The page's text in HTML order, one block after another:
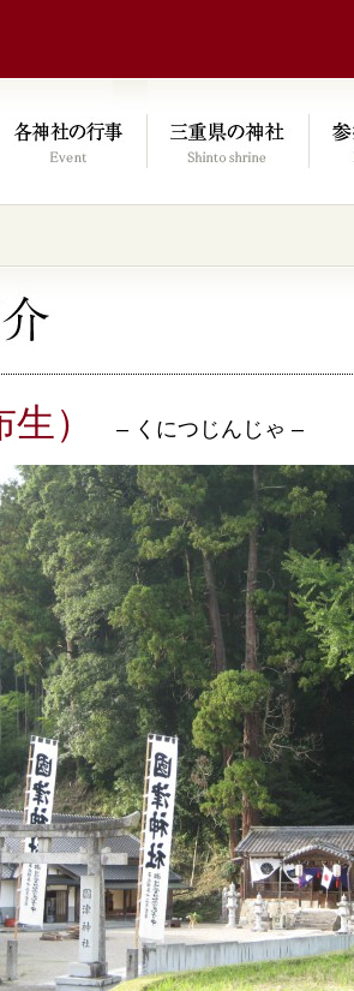
kyoka.mie-jinjacho.or.jp/wp/wp-
生） – くにつじんじゃ –